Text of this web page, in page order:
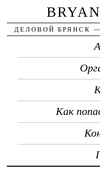
ДЕЛОВОЙ БРЯНСК
Как